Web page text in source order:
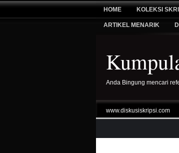
HOME KOLEKSI
ARTIKEL MENARIK
Anda Bingung mencari
www.diskusiskripsi.com